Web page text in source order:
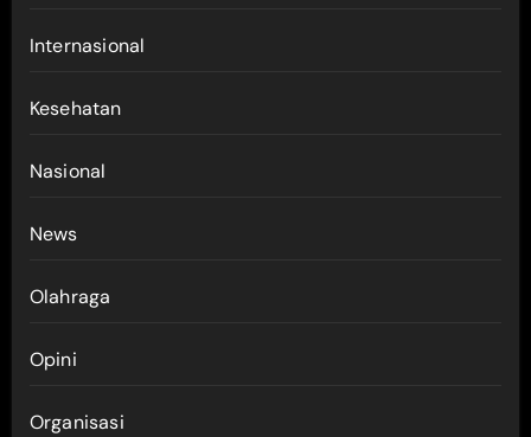
Internasional
Kesehatan
Nasional
News
Olahraga
Opini
Organisasi